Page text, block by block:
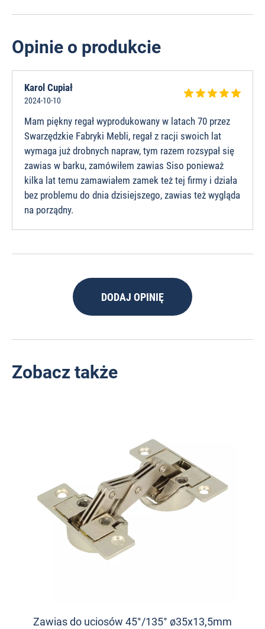
Opinie o produkcie
Karol Cupiał
2024-10-10
Mam piękny regał wyprodukowany w latach 70 przez
Swarzędzkie Fabryki Mebli, regał z racji swoich lat
wymaga już drobnych napraw, tym razem rozsypał się
zawias w barku, zamówiłem zawias Siso ponieważ
kilka lat temu zamawiałem zamek też tej firmy i działa
bez problemu do dnia dzisiejszego, zawias też wygląda
na porządny.
DODAJ OPINIĘ
Zobacz także
Zawias do uciosów 45°/135° ø35x13,5mm